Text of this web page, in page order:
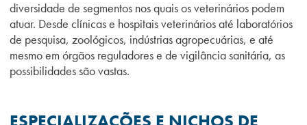
diversidade de segmentos nos quais os veterinários podem
atuar. Desde clínicas e hospitais veterinários até laboratórios
de pesquisa, zoológicos, indústrias agropecuárias, e até
mesmo em órgãos reguladores e de vigilância sanitária, as
possibilidades são vastas.